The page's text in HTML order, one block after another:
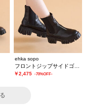
ehka sopo
フロントジップサイドゴアブーツ
￥2,475 -70%OFF-